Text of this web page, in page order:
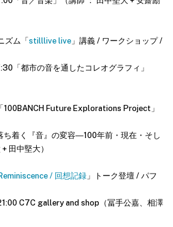
ズム「stilllive live 」講義 / ワークショップ /
「都市の音を通したコレオグラフィ」
100BANCH Future Explorations Project」
着く『音』の変容―100年前・現在・そし
田中堅大）
/ 回想記録 」トーク登壇 / パフ
C7C gallery and shop（冨手公嘉、相澤